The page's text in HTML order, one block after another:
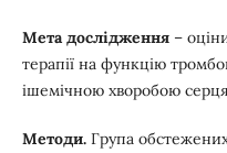
Мета дослідження –
терапії на функцію
ішемічною хворобою
Методи. Група